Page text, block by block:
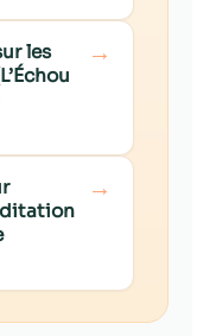
les
→
→